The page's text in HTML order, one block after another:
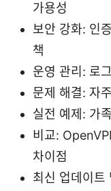
가용성
보안 강화: 인
책
운영 관리: 로
문제 해결: 자
실전 예제: 가
비교:
차이점
최신 업데이트